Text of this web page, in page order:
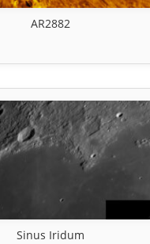
AR2882
Sinus Iridum